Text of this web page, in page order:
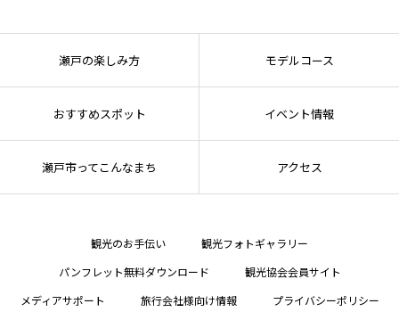
瀬戸の楽しみ方 モデルコース
おすすめスポット イベント情報
瀬戸市ってこんなまち アクセス
観光のお手伝い
観光フォトギャラリー
パンフレット無料ダウンロード
観光協会会員サイト
メディアサポート
旅行会社様向け情報 プライバシーポリシー